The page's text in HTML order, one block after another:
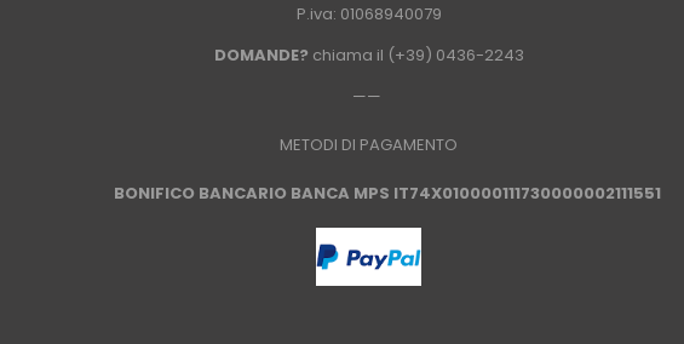
P.iva: 01068940079
DOMANDE? chiama il (+39) 0436-2243
——
METODI DI PAGAMENTO
BONIFICO BANCARIO BANCA MPS IT74X010000111730000002111551